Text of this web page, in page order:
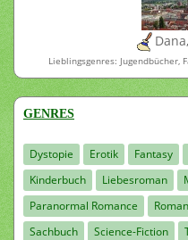
Lieblingsgenres: Jugendbücher,
GENRES
Dystopie Erotik Fantasy
Kinderbuch
Liebesroman
Paranormal Romance
Roman
Sachbuch
Science-Fiction